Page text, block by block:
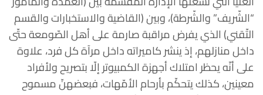
“الشّريف” والشّرطة)، وبين (القاضية والاستخبارات والقسم
التّقني) الذي يفرض مراقبة صارمة على أهل الصّومعة حتّى
داخل منازلهم، إذ ينشر كاميراته داخل مرآة كل فرد، علاوة
على أنّه يحظر امتلاك أجهزة الكمبيوتر إلّا بتصريح ولأفراد
معينين، كذلك يتحكّم بأرحام الأمّهات، فبعضهنّ مسموح